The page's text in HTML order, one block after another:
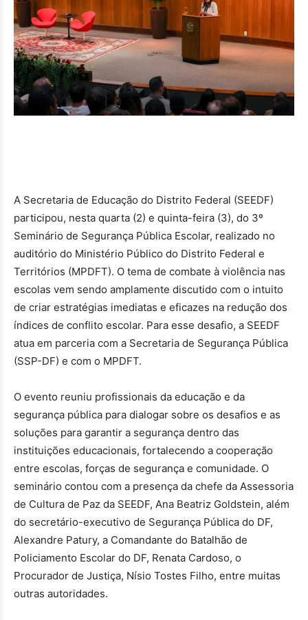
A Secretaria de Educação do Distrito Federal (SEEDF)
participou, nesta quarta (2) e quinta-feira (3), do 3º
Seminário de Segurança Pública Escolar, realizado no
auditório do Ministério Público do Distrito Federal e
Territórios (MPDFT). O tema de combate à violência nas
escolas vem sendo amplamente discutido com o intuito
de criar estratégias imediatas e eficazes na redução dos
índices de conflito escolar. Para esse desafio, a SEEDF
atua em parceria com a Secretaria de Segurança Pública
(SSP-DF) e com o MPDFT.
O evento reuniu profissionais da educação e da
segurança pública para dialogar sobre os desafios e as
soluções para garantir a segurança dentro das
instituições educacionais, fortalecendo a cooperação
entre escolas, forças de segurança e comunidade. O
seminário contou com a presença da chefe da Assessoria
de Cultura de Paz da SEEDF, Ana Beatriz Goldstein, além
do secretário-executivo de Segurança Pública do DF,
Alexandre Patury, a Comandante do Batalhão de
Policiamento Escolar do DF, Renata Cardoso, o
Procurador de Justiça, Nísio Tostes Filho, entre muitas
outras autoridades.